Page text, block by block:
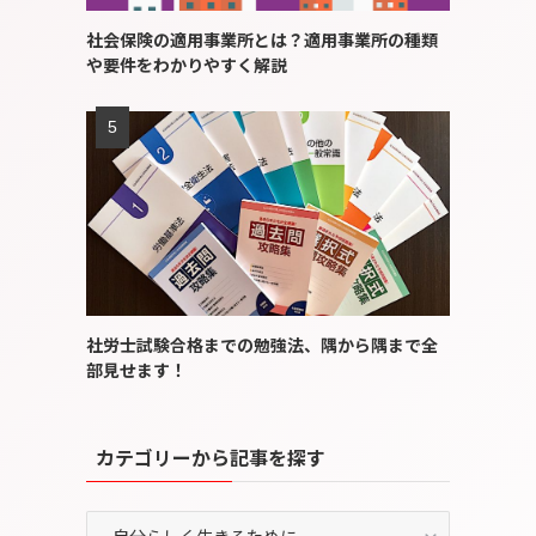
社会保険の適用事業所とは？適用事業所の種類
や要件をわかりやすく解説
社労士試験合格までの勉強法、隅から隅まで全
部見せます！
カテゴリーから記事を探す